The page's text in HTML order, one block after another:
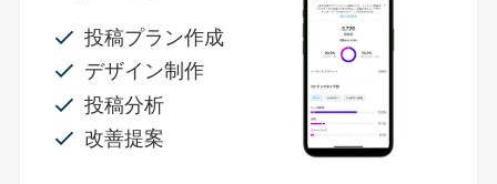
投稿プラン作成
デザイン制作
投稿分析
改善提案